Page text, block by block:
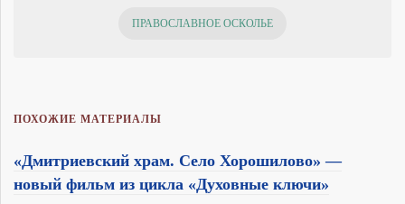
ПРАВОСЛАВНОЕ ОСКОЛЬЕ
ПОХОЖИЕ МАТЕРИАЛЫ
«Дмитриевский храм. Село Хорошилово» —
новый фильм из цикла «Духовные ключи»